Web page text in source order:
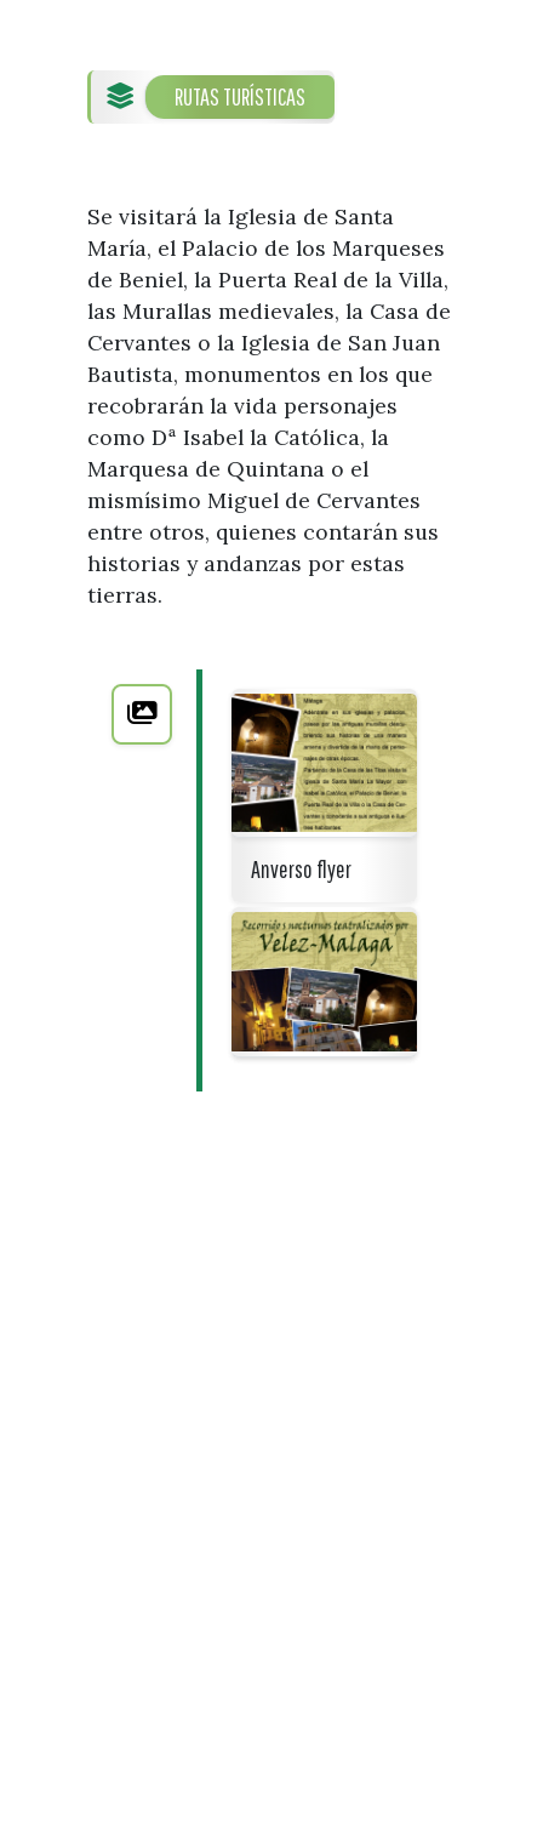
Punto Ayuntamiento
Historia del municipio
Personajes Ilustres
Sectores
Artesanía
Empresas de subtropicales
Fiestas y eventos
Fiestas de singularidad turística
Galería fotográfica de eventos
Eventos
Direcciones y teléfonos del
Ayuntamiento
RUTAS TURÍSTICAS
Se visitará la Iglesia de Santa
María, el Palacio de los Marqueses
de Beniel, la Puerta Real de la Villa,
las Murallas medievales, la Casa de
Cervantes o la Iglesia de San Juan
Bautista, monumentos en los que
recobrarán la vida personajes
como Dª Isabel la Católica, la
Marquesa de Quintana o el
mismísimo Miguel de Cervantes
entre otros, quienes contarán sus
historias y andanzas por estas
tierras.
Anverso flyer